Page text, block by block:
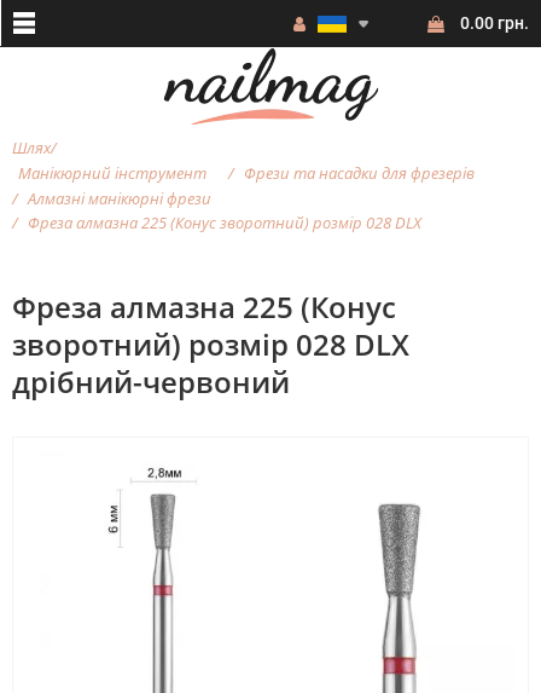
0.00 грн.
Шлях
Манікюрний інструмент
Фрези та насадки для фрезерiв
Алмазні манікюрні фрези
Фреза алмазна 225 (Конус зворотний) розмір 028 DLX
Фреза алмазна 225 (Конус
зворотний) розмір 028 DLX
дрібний-червоний